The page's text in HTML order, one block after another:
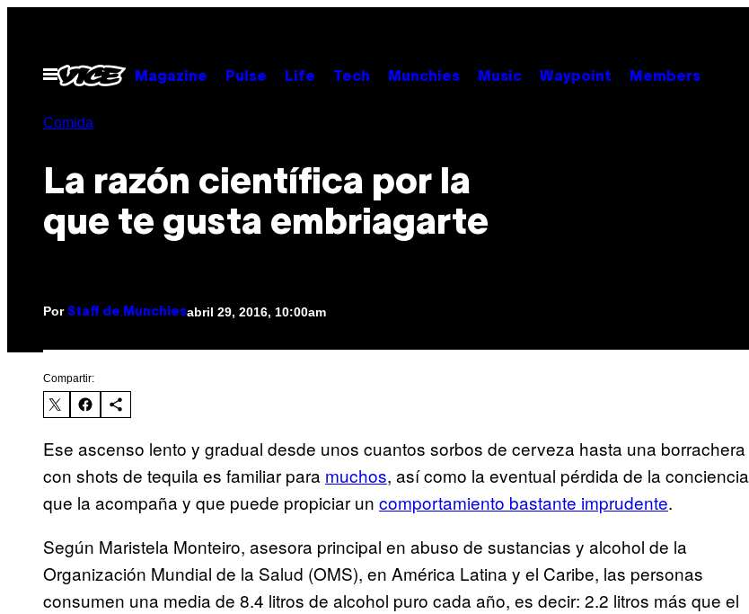
contenido
Abrir
Menú
Magazine Pulse Life Tech Munchies Music Waypoint Members
Comida
La razón científica por la
que te gusta embriagarte
Por Staff de Munchiesabril 29, 2016, 10:00am
Compartir:
Ese ascenso lento y gradual desde unos cuantos sorbos de cerveza hasta una borrachera
con shots de tequila es familiar para muchos, así como la eventual pérdida de la conciencia
que la acompaña y que puede propiciar un comportamiento bastante imprudente.
Según Maristela Monteiro, asesora principal en abuso de sustancias y alcohol de la
Organización Mundial de la Salud (OMS), en América Latina y el Caribe, las personas
consumen una media de 8.4 litros de alcohol puro cada año, es decir: 2.2 litros más que el